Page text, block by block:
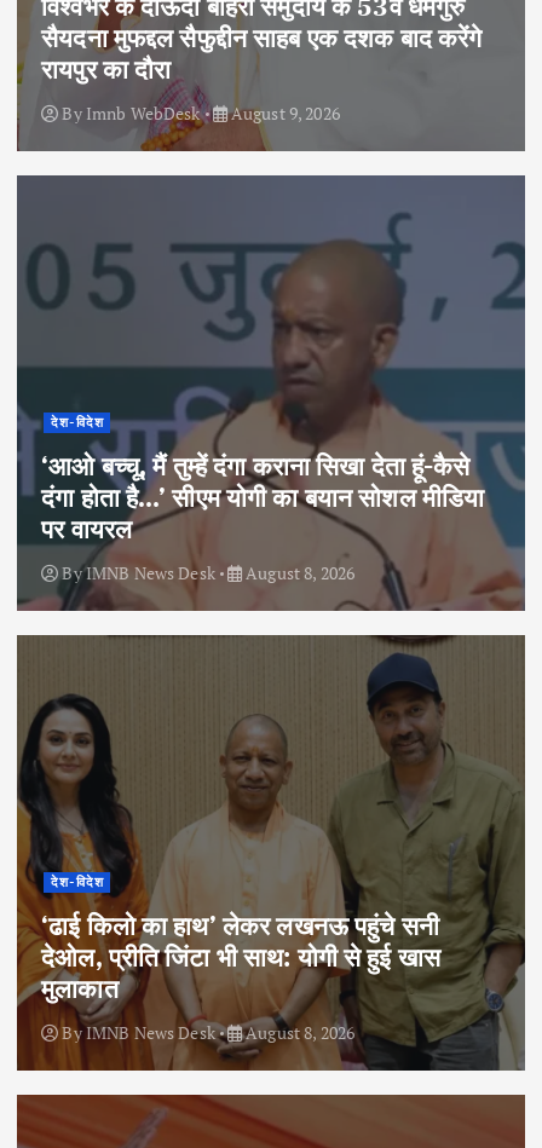
सैयदना मुफद्दल सैफुद्दीन साहब एक दशक बाद करेंगे
रायपुर का दौरा
By Imnb WebDesk August 9, 2026
देश-विदेश
‘आओ बच्चू, मैं तुम्हें दंगा कराना सिखा देता हूं-कैसे
दंगा होता है…’ सीएम योगी का बयान सोशल मीडिया
पर वायरल
ByIMNB News Desk August 8, 2026
देश-विदेश
‘ढाई किलो का हाथ’ लेकर लखनऊ पहुंचे सनी
देओल, प्रीति जिंटा भी साथ: योगी से हुई खास
मुलाकात
ByIMNB News Desk August 8, 2026